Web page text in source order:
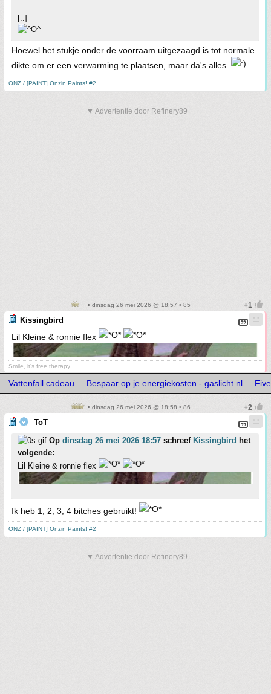
[..]
Hoewel het stukje onder de voorraam uitgezaagd is tot normale
dikte om er een verwarming te plaatsen, maar da's alles.
ONZ / [PAINT] Onzin Paints! #2
▼ Advertentie door Refinery89
• dinsdag 26 mei 2026 @ 18:57 • 85
Kissingbird
Lil Kleine & ronnie flex
Smile, it's free therapy.
Vattenfall cadeau Bespaar op je energiekosten - gaslicht.nl
• dinsdag 26 mei 2026 @ 18:58 • 86
ToT
Op dinsdag 26 mei 2026 18:57 schreef Kissingbird het
volgende:
Lil Kleine & ronnie flex
Ik heb 1, 2, 3, 4 bitches gebruikt!
ONZ / [PAINT] Onzin Paints! #2
▼ Advertentie door Refinery89